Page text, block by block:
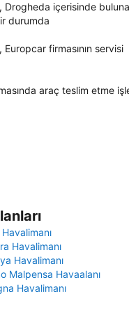
Drogheda içerisinde
durumda
firmasının servisi
araç teslim etme
Havalimanı
Havalimanı
Malpensa Havaalanı
Havalimanı